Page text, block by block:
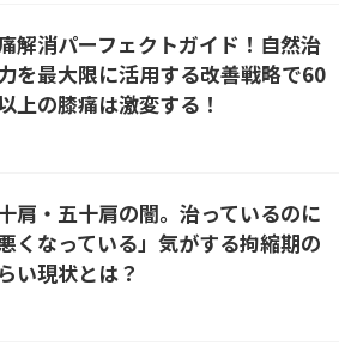
解消パーフェクトガイド！自然治
を最大限に活用する改善戦略で60
上の膝痛は激変する！
肩・五十肩の闇。治っているのに
悪くなっている」気がする拘縮期の
い現状とは？